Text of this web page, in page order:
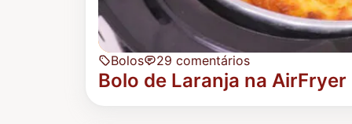
Bolos 29 comentários
Bolo de Laranja na AirFryer